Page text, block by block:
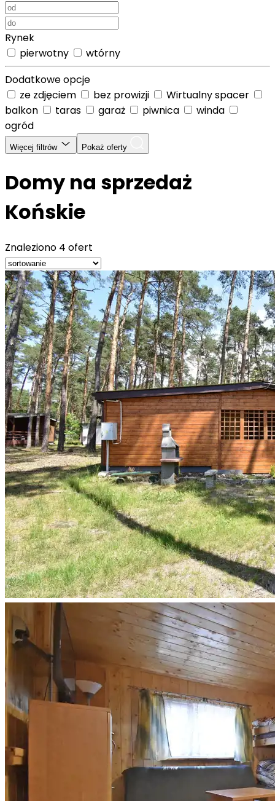
Rynek
pierwotny
wtórny
Dodatkowe opcje
ze zdjęciem
bez prowizji
Wirtualny spacer
balkon
taras garaż piwnica
winda
ogród
Więcej filtrów Pokaż oferty
Domy na sprzedaż
Końskie
Znaleziono 4 ofert